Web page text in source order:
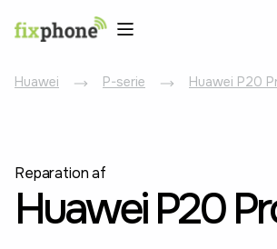
Huawei P-serie Huawei P20
Reparation af
Huawei P20